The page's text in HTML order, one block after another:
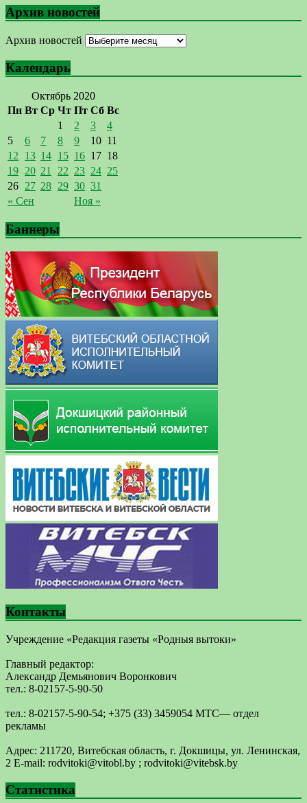
Архив новостей
Архив новостей
Календарь
Октябрь 2020
Пн Вт Ср Чт Пт Сб Вс
« Сен Ноя »
1 2 3
4
5
6 7 8 9 10 11
12
13 14 15 16 17 18
19 20 21 22 23 24 25
26 27 28 29 30 31
Баннеры
Контакты
Учреждение «Редакция газеты «Родныя вытоки»
Главный редактор:
Александр Демьянович Воронкович
тел.: 8-02157-5-90-50
тел.: 8-02157-5-90-54; +375 (33) 3459054 МТС— отдел
рекламы
Адрес: 211720, Витебская область, г. Докшицы, ул. Ленинская,
2 E-mail: ​rodvitoki@​​vitobl​.by ; rodvitoki@vitebsk.by
Статистика